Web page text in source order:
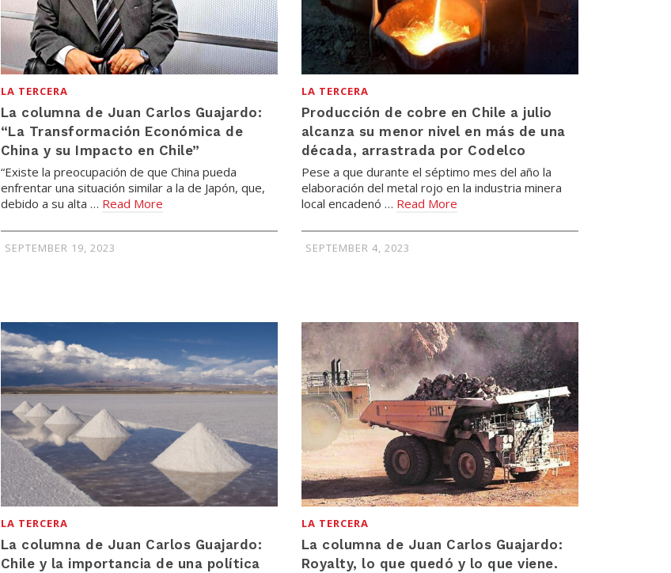
LA TERCERA
La columna de Juan Carlos Guajardo:
“La Transformación Económica de
China y su Impacto en Chile”
“Existe la preocupación de que China pueda
enfrentar una situación similar a la de Japón, que,
debido a su alta … Read More
SEPTEMBER 19, 2023
LA TERCERA
Producción de cobre en Chile a julio
alcanza su menor nivel en más de una
década, arrastrada por Codelco
Pese a que durante el séptimo mes del año la
elaboración del metal rojo en la industria minera
local encadenó … Read More
SEPTEMBER 4, 2023
LA TERCERA
La columna de Juan Carlos Guajardo:
Chile y la importancia de una política
LA TERCERA
La columna de Juan Carlos Guajardo:
Royalty, lo que quedó y lo que viene.